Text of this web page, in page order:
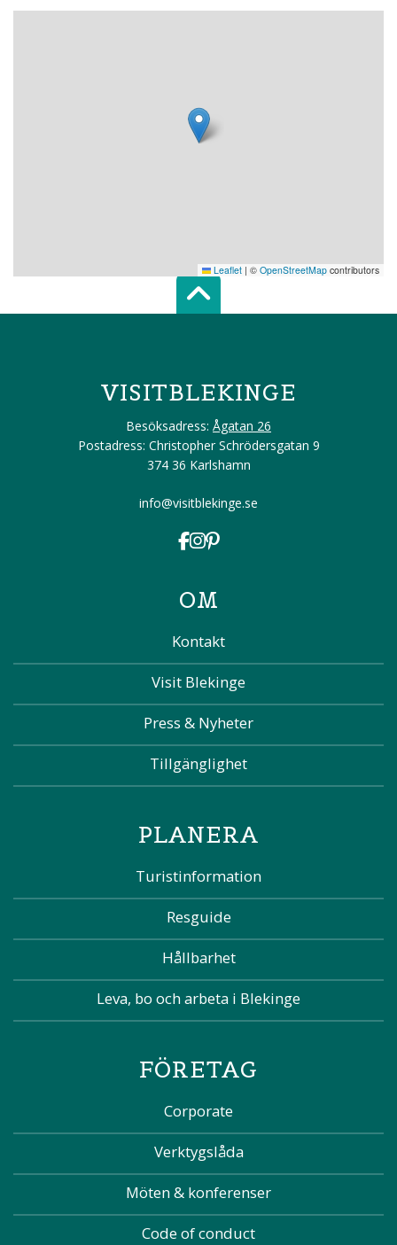
Leaflet | © OpenStreetMap contributors
Scroll top of
VISITBLEKINGE
Besöksadress: Ågatan 26
Postadress: Christopher Schrödersgatan 9
374 36 Karlshamn
info@visitblekinge.se
OM
Kontakt
Visit Blekinge
Press & Nyheter
Tillgänglighet
PLANERA
Turistinformation
Resguide
Hållbarhet
Leva, bo och arbeta i Blekinge
FÖRETAG
Corporate
Verktygslåda
Möten & konferenser
Code of conduct